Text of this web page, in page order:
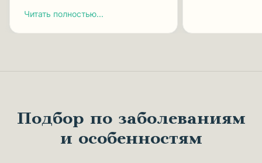
Читать полностью...
Подбор по заболеваниям
и особенностям